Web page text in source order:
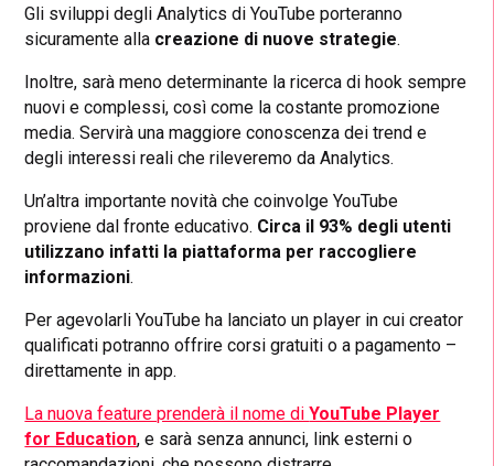
Gli sviluppi degli Analytics di YouTube porteranno
sicuramente alla creazione di nuove strategie.
Inoltre, sarà meno determinante la ricerca di hook sempre
nuovi e complessi, così come la costante promozione
media. Servirà una maggiore conoscenza dei trend e
degli interessi reali che rileveremo da Analytics.
Un’altra importante novità che coinvolge YouTube
proviene dal fronte educativo. Circa il 93% degli utenti
utilizzano infatti la piattaforma per raccogliere
informazioni.
Per agevolarli YouTube ha lanciato un player in cui creator
qualificati potranno offrire corsi gratuiti o a pagamento –
direttamente in app.
La nuova feature prenderà il nome diYouTube Player
for Education, e sarà senza annunci, link esterni o